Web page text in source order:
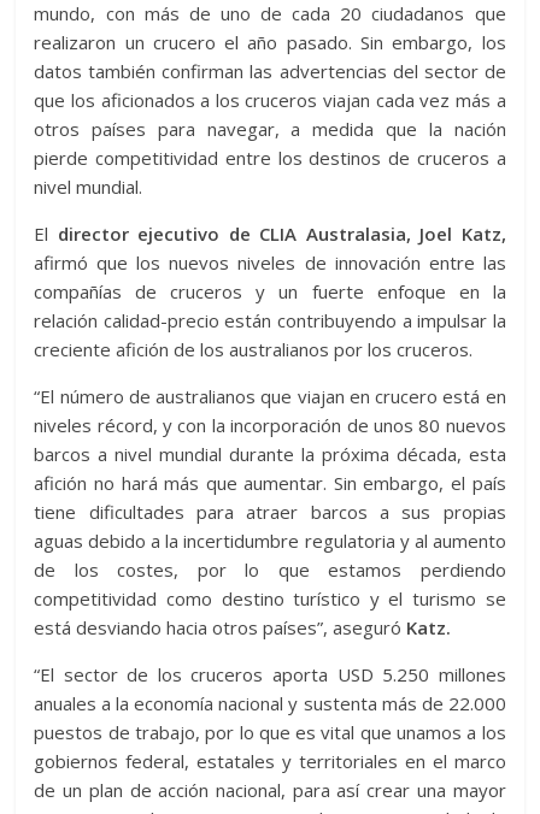
mundo, con más de uno de cada 20 ciudadanos que
realizaron un crucero el año pasado. Sin embargo, los
datos también confirman las advertencias del sector de
que los aficionados a los cruceros viajan cada vez más a
otros países para navegar, a medida que la nación
pierde competitividad entre los destinos de cruceros a
nivel mundial.
El director ejecutivo de CLIA Australasia, Joel Katz,
afirmó que los nuevos niveles de innovación entre las
compañías de cruceros y un fuerte enfoque en la
relación calidad-precio están contribuyendo a impulsar la
creciente afición de los australianos por los cruceros.
“El número de australianos que viajan en crucero está en
niveles récord, y con la incorporación de unos 80 nuevos
barcos a nivel mundial durante la próxima década, esta
afición no hará más que aumentar. Sin embargo, el país
tiene dificultades para atraer barcos a sus propias
aguas debido a la incertidumbre regulatoria y al aumento
de los costes, por lo que estamos perdiendo
competitividad como destino turístico y el turismo se
está desviando hacia otros países”, aseguró Katz.
“El sector de los cruceros aporta USD 5.250 millones
anuales a la economía nacional y sustenta más de 22.000
puestos de trabajo, por lo que es vital que unamos a los
gobiernos federal, estatales y territoriales en el marco
de un plan de acción nacional, para así crear una mayor